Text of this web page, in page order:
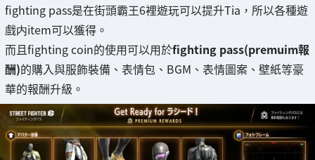
fighting pass是在街頭霸王6裡遊玩可以提升Tia，所以各種遊
戲内item可以獲得。
而且fighting coin的使用可以用於fighting pass(premuim報
酬)的購入與服飾裝備、表情包、BGM、表情圖案、壁紙等豪
華的報酬升級。